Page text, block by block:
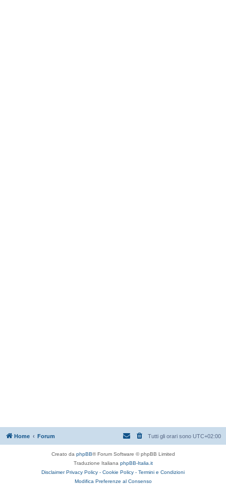
Home Forum Tutti gli orari sono UTC+02:00
Creato da phpBB® Forum Software © phpBB Limited
Traduzione Italiana phpBB-Italia.it
Disclaimer Privacy Policy - Cookie Policy - Termini e Condizioni
Modifica Preferenze al Consenso